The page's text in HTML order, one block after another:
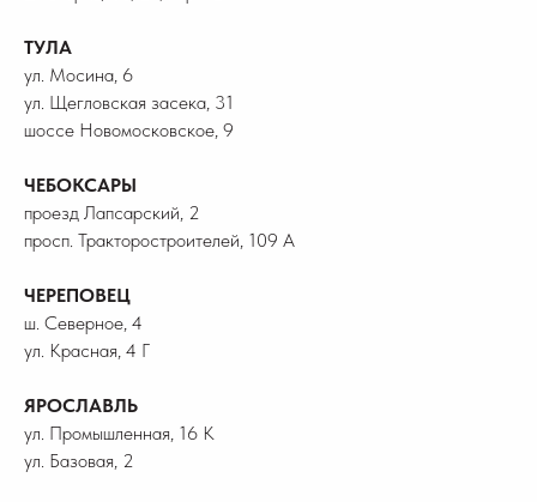
ТУЛА
ул. Мосина, 6
ул. Щегловская засека, 31
шоссе Новомосковское, 9
ЧЕБОКСАРЫ
проезд Лапсарский, 2
просп. Тракторостроителей, 109 А
ЧЕРЕПОВЕЦ
ш. Северное, 4
ул. Красная, 4 Г
ЯРОСЛАВЛЬ
ул. Промышленная, 16 К
ул. Базовая, 2